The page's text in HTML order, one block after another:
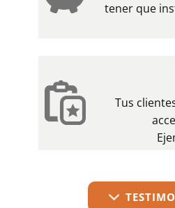
tener que
Tus